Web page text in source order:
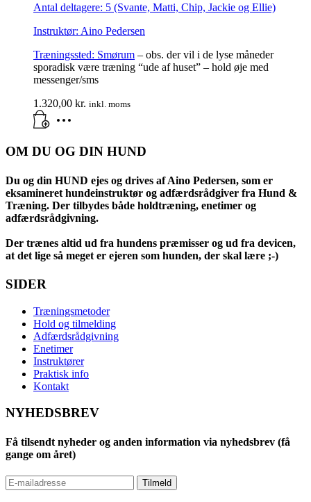
Antal deltagere: 5 (Svante, Matti, Chip, Jackie og Ellie)
Instruktør: Aino Pedersen
Træningssted: Smørum – obs. der vil i de lyse måneder
sporadisk være træning “ude af huset” – hold øje med
messenger/sms
1.320,00 kr. inkl. moms
OM DU OG DIN HUND
Du og din HUND ejes og drives af Aino Pedersen, som er
eksamineret hundeinstruktør og adfærdsrådgiver fra Hund &
Træning. Der tilbydes både holdtræning, enetimer og
adfærdsrådgivning.
Der trænes altid ud fra hundens præmisser og ud fra devicen,
at det lige så meget er ejeren som hunden, der skal lære ;-)
SIDER
Træningsmetoder
Hold og tilmelding
Adfærdsrådgivning
Enetimer
Instruktører
Praktisk info
Kontakt
NYHEDSBREV
Få tilsendt nyheder og anden information via nyhedsbrev (få
gange om året)
Tilmeld